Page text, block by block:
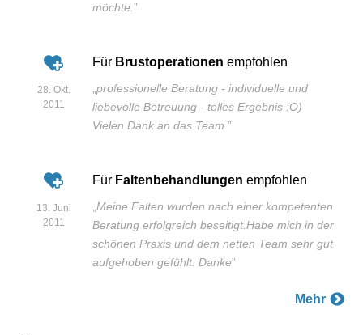
möchte.”
28. Okt.
2011
Für Brustoperationen empfohlen
professionelle Beratung - individuelle und
liebevolle Betreuung - tolles Ergebnis :O)
Vielen Dank an das Team ”
13. Juni
2011
Für Faltenbehandlungen empfohlen
Meine Falten wurden nach einer kompetenten
Beratung erfolgreich beseitigt.Habe mich in der
schönen Praxis und dem netten Team sehr gut
aufgehoben gefühlt. Danke”
Mehr